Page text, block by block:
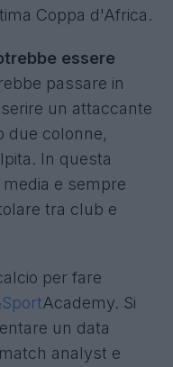
Coppa d'Africa.
essere
passare in
un attaccante
due colonne,
In questa
e sempre
tra club e
per fare
Academy. Si
un data
analyst e